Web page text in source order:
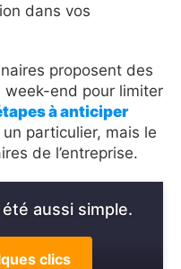
dans vos
proposent des
week-end pour limiter
à anticiper
particulier, mais le
de l’entreprise.
aussi simple.
clics